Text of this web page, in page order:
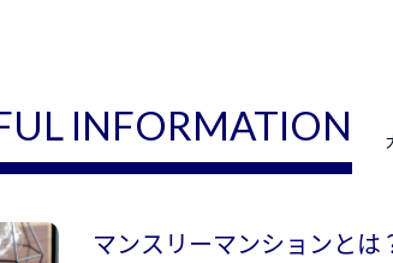
INFORMATION
マンスリーマンションとは